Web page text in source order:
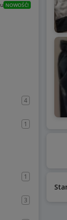
NOWOŚĆ!
4
1
1
3